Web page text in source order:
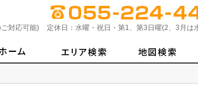
対応可能) 定休日： 水曜・祝日・第1、第3日曜(2、3月は